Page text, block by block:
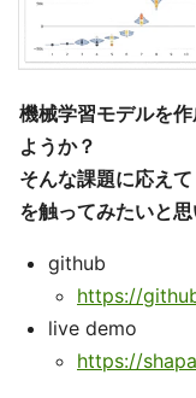
機械学習モデルを
ようか？
そんな課題に応え
を触ってみたいと思
github
https://
live demo
https://